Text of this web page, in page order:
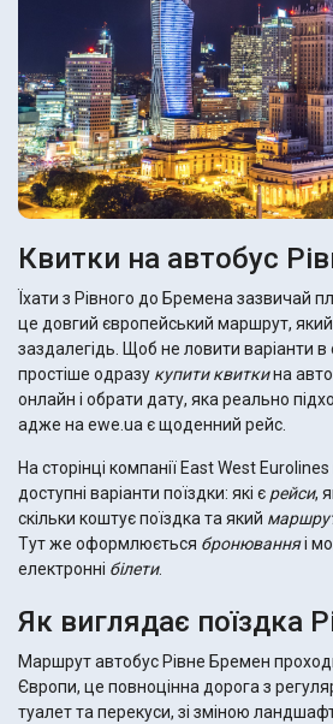
Квитки на автобус
Їхати з Рівного до Бремена зазвичай
це довгий європейський маршрут,
заздалегідь. Щоб не ловити варіанти в
простіше одразу купити квиткина
онлайн і обрати дату, яка реально
адже на ewe.ua є щоденний рейс.
На сторінці компанії East West
доступні варіанти поїздки: які є рейси,
скільки коштує поїздка та який
Тут же оформлюється бронюванняі
електронні білети.
Як виглядає поїздка
Маршрут автобус Рівне Бремен
Європи, це повноцінна дорога з
туалет та перекуси, зі зміною